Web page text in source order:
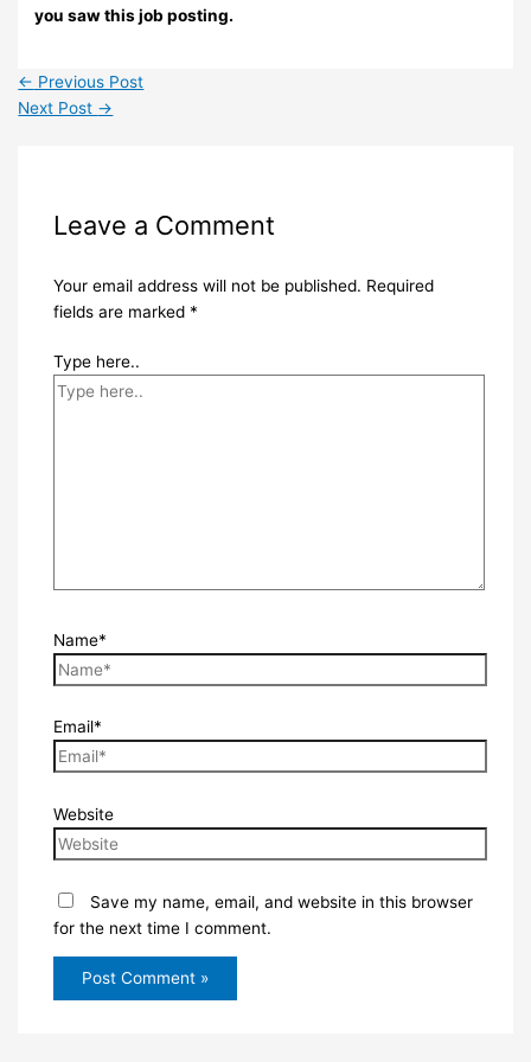
you saw this job posting.
← Previous Post
Next Post →
Leave a Comment
Your email address will not be published. Required
fields are marked *
Type here..
Name*
Email*
Website
Save my name, email, and website in this browser
for the next time I comment.